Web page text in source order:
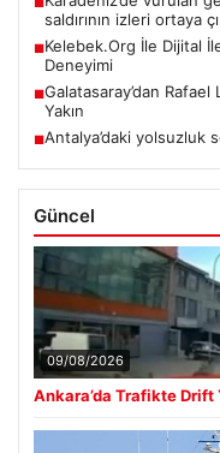
saldırının izleri ortaya
■Kelebek.Org İle Dijital
Deneyimi
■Galatasaray’dan Rafael
Yakın
■Antalya’daki yolsuzluk
Güncel
09/08/2026
Ankara’da Trafikte Drift